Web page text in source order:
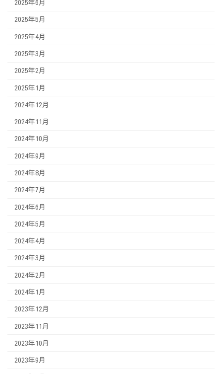
2025年6月
2025年5月
2025年4月
2025年3月
2025年2月
2025年1月
2024年12月
2024年11月
2024年10月
2024年9月
2024年8月
2024年7月
2024年6月
2024年5月
2024年4月
2024年3月
2024年2月
2024年1月
2023年12月
2023年11月
2023年10月
2023年9月